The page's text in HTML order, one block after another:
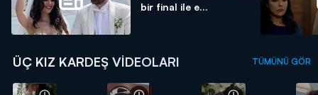
bir final ile e...
ÜÇ KIZ KARDEŞ VIDEOLARI TÜMÜNÜ GÖR